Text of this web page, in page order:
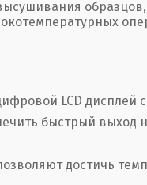
LCD дисплей
быстрый выход
достичь